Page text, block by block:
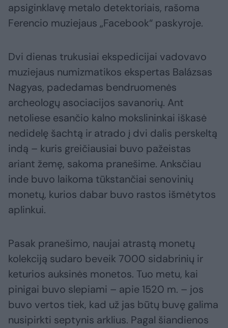
apsiginklavę metalo detektoriais, rašoma
Ferencio muziejaus „Facebook“ paskyroje.
Dvi dienas trukusiai ekspedicijai vadovavo
muziejaus numizmatikos ekspertas Balázsas
Nagyas, padedamas bendruomenės
archeologų asociacijos savanorių. Ant
netoliese esančio kalno mokslininkai iškasė
nedidelę šachtą ir atrado į dvi dalis perskeltą
indą – kuris greičiausiai buvo pažeistas
ariant žemę, sakoma pranešime. Anksčiau
inde buvo laikoma tūkstančiai senovinių
monetų, kurios dabar buvo rastos išmėtytos
aplinkui.
Pasak pranešimo, naujai atrastą monetų
kolekciją sudaro beveik 7000 sidabrinių ir
keturios auksinės monetos. Tuo metu, kai
pinigai buvo slepiami – apie 1520 m. – jos
buvo vertos tiek, kad už jas būtų buvę galima
nusipirkti septynis arklius. Pagal šiandienos